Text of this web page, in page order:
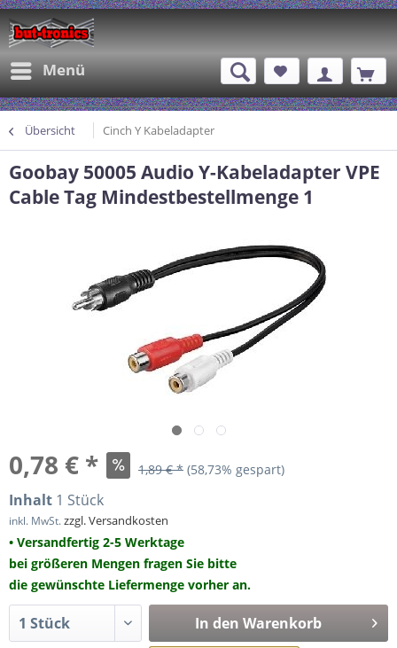
Menü
Übersicht Cinch Y Kabeladapter
Goobay 50005 Audio Y-Kabeladapter VPE
Cable Tag Mindestbestellmenge 1
0,78 € * 1,89 € * (58,73% gespart)
Inhalt 1 Stück
inkl. MwSt.zzgl. Versandkosten
• Versandfertig 2-5 Werktage
bei größeren Mengen fragen Sie bitte
die gewünschte Liefermenge vorher an.
In den Warenkorb